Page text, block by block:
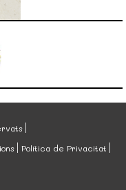
Política de Privacitat